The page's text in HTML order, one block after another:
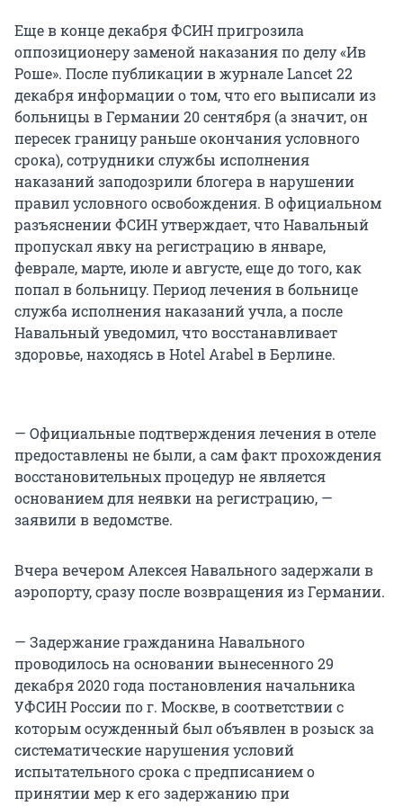
Еще в конце декабря ФСИН пригрозила
оппозиционеру заменой наказания по делу «Ив
Роше». После публикации в журнале Lancet 22
декабря информации о том, что его выписали из
больницы в Германии 20 сентября (а значит, он
пересек границу раньше окончания условного
срока), сотрудники службы исполнения
наказаний заподозрили блогера в нарушении
правил условного освобождения. В официальном
разъяснении ФСИН утверждает, что Навальный
пропускал явку на регистрацию в январе,
феврале, марте, июле и августе, еще до того, как
попал в больницу. Период лечения в больнице
служба исполнения наказаний учла, а после
Навальный уведомил, что восстанавливает
здоровье, находясь в Hotel Arabel в Берлине.
— Официальные подтверждения лечения в отеле
предоставлены не были, а сам факт прохождения
восстановительных процедур не является
основанием для неявки на регистрацию, —
заявили в ведомстве.
Вчера вечером Алексея Навального задержали в
аэропорту, сразу после возвращения из Германии.
— Задержание гражданина Навального
проводилось на основании вынесенного 29
декабря 2020 года постановления начальника
УФСИН России по г. Москве, в соответствии с
которым осужденный был объявлен в розыск за
систематические нарушения условий
испытательного срока с предписанием о
принятии мер к его задержанию при